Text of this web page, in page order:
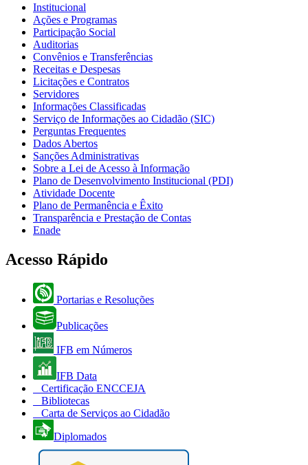
Institucional
Ações e Programas
Participação Social
Auditorias
Convênios e Transferências
Receitas e Despesas
Licitações e Contratos
Servidores
Informações Classificadas
Serviço de Informações ao Cidadão (SIC)
Perguntas Frequentes
Dados Abertos
Sanções Administrativas
Sobre a Lei de Acesso à Informação
Plano de Desenvolvimento Institucional (PDI)
Atividade Docente
Plano de Permanência e Êxito
Transparência e Prestação de Contas
Enade
Acesso Rápido
Portarias e Resoluções
Publicações
IFB em Números
IFB Data
Certificação ENCCEJA
Bibliotecas
Carta de Serviços ao Cidadão
Diplomados